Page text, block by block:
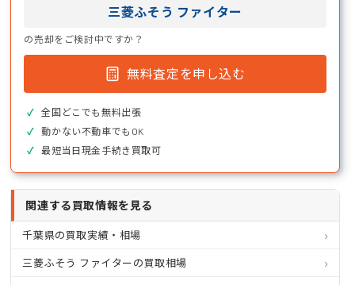
三菱ふそう ファイター
の売却をご検討中ですか？
無料査定を申し込む
全国どこでも無料出張
動かない不動車でもOK
最短当日現金手続き買取可
関連する買取情報を見る
千葉県の買取実績・相場
三菱ふそう ファイターの買取相場